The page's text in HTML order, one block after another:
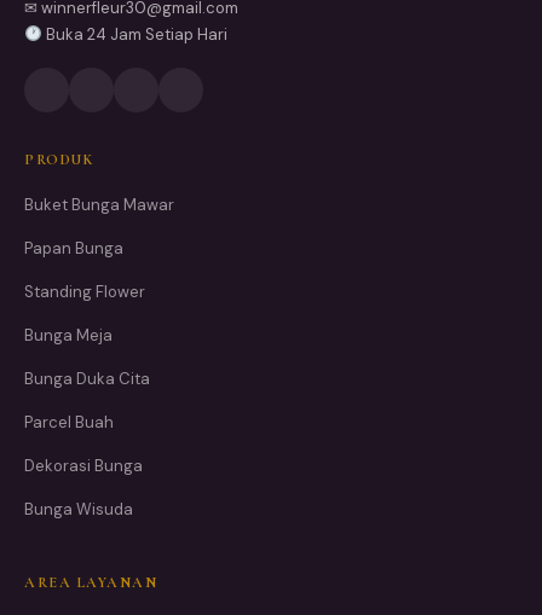
✉ winnerfleur30@gmail.com
Buka 24 Jam Setiap Hari
PRODUK
Buket Bunga Mawar
Papan Bunga
Standing Flower
Bunga Meja
Bunga Duka Cita
Parcel Buah
Dekorasi Bunga
Bunga Wisuda
AREA LAYANAN